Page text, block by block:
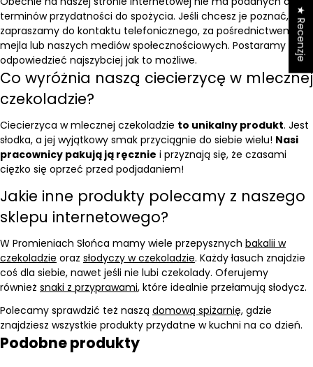
terminów przydatności do spożycia. Jeśli chcesz je poznać,
zapraszamy do kontaktu telefonicznego, za pośrednictwem
mejla lub naszych mediów społecznościowych. Postaramy się
odpowiedzieć najszybciej jak to możliwe.
Co wyróżnia naszą ciecierzycę w mlecznej
czekoladzie?
Ciecierzyca w mlecznej czekoladzie to unikalny produkt. Jest
słodka, a jej wyjątkowy smak przyciągnie do siebie wielu! Nasi
pracownicy pakują ją ręcznie i przyznają się, że czasami
ciężko się oprzeć przed podjadaniem!
Jakie inne produkty polecamy z naszego
sklepu internetowego?
W Promieniach Słońca mamy wiele przepysznych bakalii w
czekoladzie oraz słodyczy w czekoladzie. Każdy łasuch znajdzie
coś dla siebie, nawet jeśli nie lubi czekolady. Oferujemy
również snaki z przyprawami, które idealnie przełamują słodycz.
Polecamy sprawdzić też naszą domową spiżarnię, gdzie
znajdziesz wszystkie produkty przydatne w kuchni na co dzień.
Podobne produkty
★ Recenzje